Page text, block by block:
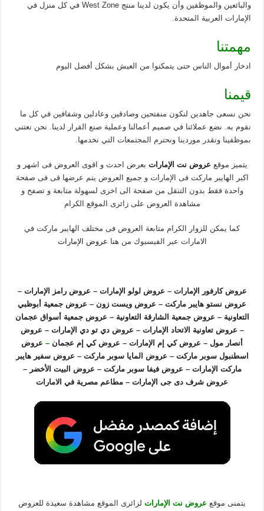
والبائعين والموظفين وأن يكون لدينا منتج West Zone في كل منزل في
الإمارات العربية المتحدة.
مهمتنا
ادخار أموال الناس حتى يتمكنوا من العيش بشكل أفضل اليوم
قيمنا
نحن نسعى جاهدين لنكون منفتحين وصادقين وعادلين وشفافين في كل ما
نقوم به. نضع عملائنا في صميم أعمالنا وعملية صنع القرار لدينا. نحن نعتني
بموظفينا ونقدر موردينا ونحترم المجتمعات التي نخدمها.
يتميز موقع عروض نت الإماراتبعرض احدث و اقوى العروض فى اشهر و
اكبر الهايبر ماركت فى الإمارات و جميع العروض يتم عرضها فى فى صفحة
واحدة فقط بدون التنقل من صفحة الى اخرى لسهولة متابعة و تصفح و
مشاهدة العروض على زائرى الموقع الكرام
كما يمكن للزوار الكرام متابعة العروض فى مختلف الهايبر ماركت في
الامارات عبر الفيسبوك من هنا عروض الإمارات
عروض كارفور الإمارات– عروض لولو الإمارات– عروض رامز الإمارات–
عروض نستو هايبر ماركت– عروض ويست زون– عروض جمعية أبوظبي
التعاونية– عروض جمعية الشارقة التعاونية – عروض جمعية أسواق عجمان
– عروض تعاونية الاتحاد الإمارات– عروض دي تو دي الإمارات– عروض
أنصار مول– عروض كي إم الإمارات– عروض كي إم عجمان– عروض
اسطنبول سوبر ماركت– عروض المايا سوبر ماركت– عروض سفير هايبر
ماركت الإمارات– عروض فيفا سوبر ماركت– عروض البيت الأخضر –
عروض شرف دى جى الإمارات– مطاعم مصرية في الامارات
يتمنى موقع عروض نت الإماراتلزائرى الموقع مشاهدة سعيدة للعروض